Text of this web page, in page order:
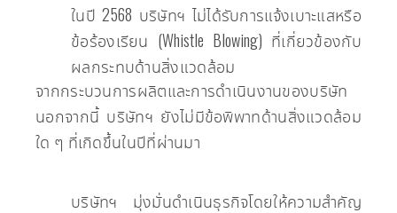
ใน​ปี 2568 บริษัท​ฯ ไม่​ได้​รับ​การ​แจ้ง​เบาะแส​หรือ​
ข้อ​ร้องเรียน (Whistle Blowing) ที่​เกี่ยวข้อง​กับ​
ผลก​ระ​ทบ​ด้าน​สิ่งแวดล้อม
​จาก​กระบวนการ​ผลิต​และ​การ​ดำเนิน​งาน​ของ​บริษัท
นอกจาก​นี้ บริษัท​ฯ ยัง​ไม่​มี​ข้อ​พิพาท​ด้าน​สิ่งแวดล้อม​
ใด ๆ ที่​เกิด​ขึ้น​ใน​ปี​ที่​ผ่าน​มา
บริษัท​ฯ มุ่ง​มั่น​ดำเนิน​ธุรกิจ​โดย​ให้​ความ​สำคัญ​